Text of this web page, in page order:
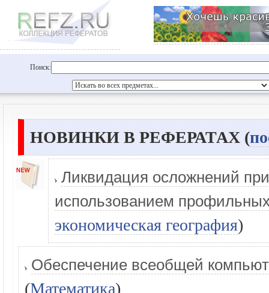
Поиск:
НОВИНКИ В РЕФЕРАТАХ (
Ликвидация осложнений
использованием
экономическая география)
Обеспечение всеобщей
(Математика)